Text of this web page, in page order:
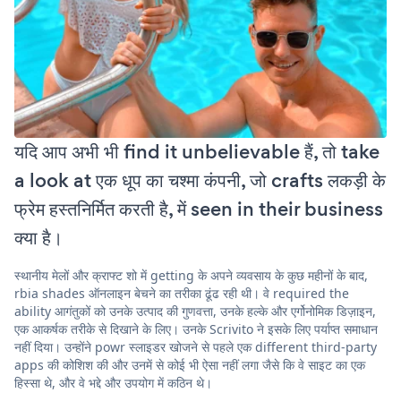
यदि आप अभी भी find it unbelievable हैं, तो take
a look at एक धूप का चश्मा कंपनी, जो crafts लकड़ी के
फ्रेम हस्तनिर्मित करती है, में seen in their business
क्या है।
स्थानीय मेलों और क्राफ्ट शो में getting के अपने व्यवसाय के कुछ महीनों के बाद,
rbia shades ऑनलाइन बेचने का तरीका ढूंढ रही थी। वे required the
ability आगंतुकों को उनके उत्पाद की गुणवत्ता, उनके हल्के और एर्गोनोमिक डिज़ाइन,
एक आकर्षक तरीके से दिखाने के लिए। उनके Scrivito ने इसके लिए पर्याप्त समाधान
नहीं दिया। उन्होंने powr स्लाइडर खोजने से पहले एक different third-party
apps की कोशिश की और उनमें से कोई भी ऐसा नहीं लगा जैसे कि वे साइट का एक
हिस्सा थे, और वे भद्दे और उपयोग में कठिन थे।